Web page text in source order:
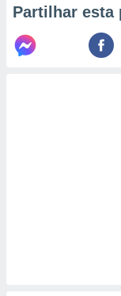
Partilhar esta